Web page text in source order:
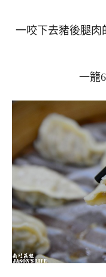
一咬下去豬後腿肉
一籠